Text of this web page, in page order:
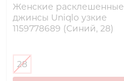
Женские расклешенные
джинсы Uniqlo узкие
1159778689 (Синий, 28)
28